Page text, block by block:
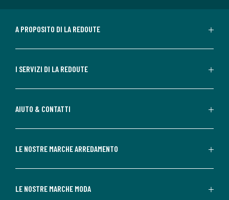
A PROPOSITO DI LA REDOUTE
I SERVIZI DI LA REDOUTE
AIUTO & CONTATTI
LE NOSTRE MARCHE ARREDAMENTO
LE NOSTRE MARCHE MODA